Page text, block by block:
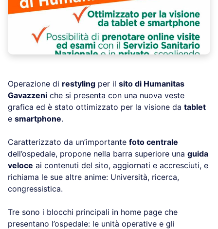
Operazione di restyling per il sito di Humanitas
Gavazzeni che si presenta con una nuova veste
grafica ed è stato ottimizzato per la visione da tablet
e smartphone.
Caratterizzato da un’importante foto centrale
dell’ospedale, propone nella barra superiore una guida
veloce ai contenuti del sito, aggiornati e accresciuti, e
richiama le sue altre anime: Università, ricerca,
congressistica.
Tre sono i blocchi principali in home page che
presentano l’ospedale: le unità operative e gli